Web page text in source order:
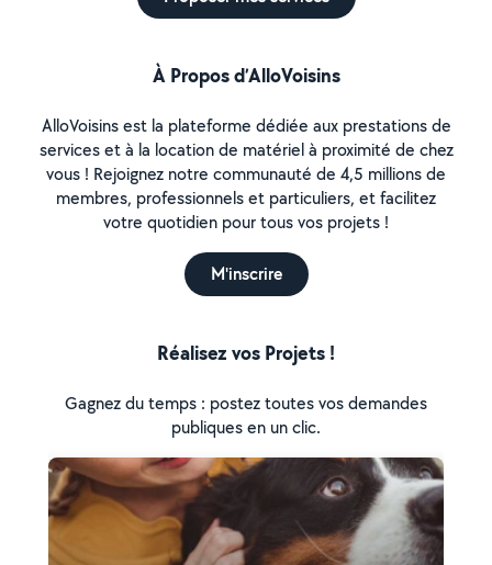
À Propos d’AlloVoisins
AlloVoisins est la plateforme dédiée aux prestations de
services et à la location de matériel à proximité de chez
vous ! Rejoignez notre communauté de 4,5 millions de
membres, professionnels et particuliers, et facilitez
votre quotidien pour tous vos projets !
M'inscrire
Réalisez vos Projets !
Gagnez du temps : postez toutes vos demandes
publiques en un clic.